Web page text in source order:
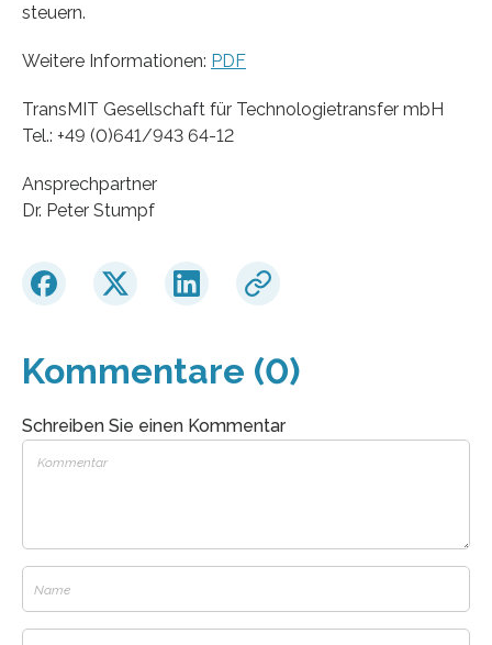
steuern.
Weitere Informationen: PDF
TransMIT Gesellschaft für Technologietransfer mbH
Tel.: +49 (0)641/943 64-12
Ansprechpartner
Dr. Peter Stumpf
Kommentare (0)
Schreiben Sie einen Kommentar